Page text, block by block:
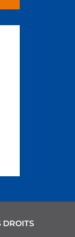
DROITS